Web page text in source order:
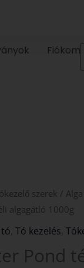
Fiókom
szerek /
algagátló 1000g
,Tó kezelés ,
Pond